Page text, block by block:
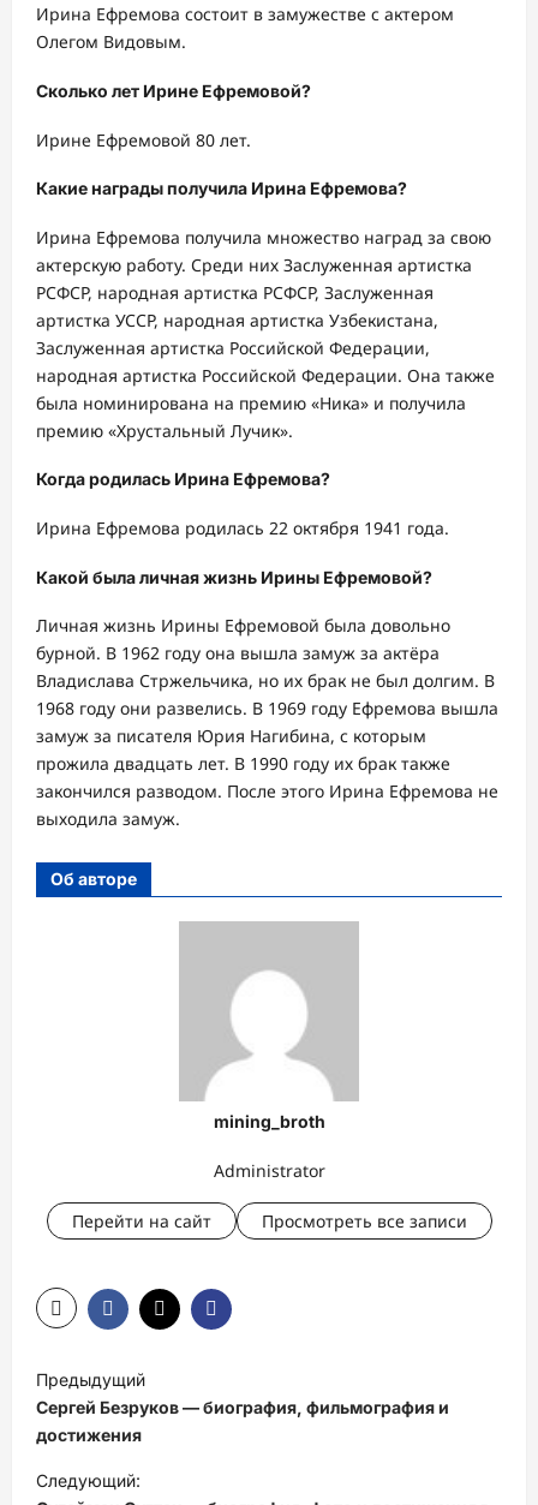
Ирина Ефремова состоит в замужестве с актером
Олегом Видовым.
Сколько лет Ирине Ефремовой?
Ирине Ефремовой 80 лет.
Какие награды получила Ирина Ефремова?
Ирина Ефремова получила множество наград за свою
актерскую работу. Среди них Заслуженная артистка
РСФСР, народная артистка РСФСР, Заслуженная
артистка УССР, народная артистка Узбекистана,
Заслуженная артистка Российской Федерации,
народная артистка Российской Федерации. Она также
была номинирована на премию «Ника» и получила
премию «Хрустальный Лучик».
Когда родилась Ирина Ефремова?
Ирина Ефремова родилась 22 октября 1941 года.
Какой была личная жизнь Ирины Ефремовой?
Личная жизнь Ирины Ефремовой была довольно
бурной. В 1962 году она вышла замуж за актёра
Владислава Стржельчика, но их брак не был долгим. В
1968 году они развелись. В 1969 году Ефремова вышла
замуж за писателя Юрия Нагибина, с которым
прожила двадцать лет. В 1990 году их брак также
закончился разводом. После этого Ирина Ефремова не
выходила замуж.
Об авторе
mining_broth
Administrator
Перейти на сайт Просмотреть все записи
а
в
и
Предыдущий
Сергей Безруков — биография, фильмография и
достижения
Следующий: